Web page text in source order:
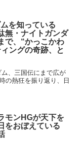
を知っている
・ナイトガンダ
で、“かっこかわ
ングの奇跡、と
、三国伝にまで広が
の熱狂を振り返り、日
モンHGが天下を
をおぼえている